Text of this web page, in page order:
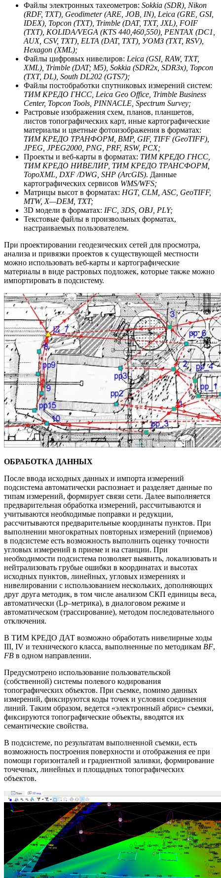
Файлы электронных тахеометров: Sokkia (SDR), Nikon
(RDF, TXT), Geodimeter (ARE, JOB, IN), Leica (GRE, GSI,
IDEX), Topcon (TXT), Trimble (DAT, TXT, JXL), FOIF
(TXT), KOLIDA/VEGA (KTS 440,460,550), PENTAX (DC1,
AUX, CSV, TXT), ELTA (DAT, TXT), УОМЗ (TXT, RSV),
Hexagon (XML);
Файлы цифровых нивелиров: Leica (GSI, RAW, TXT,
XML), Trimble (DAT; M5), Sokkia (SDR2х, SDR3х), Topcon
(TXT, DL), South DL202 (GTS7);
Файлы постобработки спутниковых измерений систем:
ТИМ КРЕДО ГНСС, Leica Geo Office, Trimble Business
Center, Topcon Tools, PINNACLE, Spectrum Survey;
Растровые изображения схем, планов, планшетов,
листов топографических карт, иные картографические
материалы и цветные фотоизображения в форматах:
ТИМ КРЕДО ТРАНФОРМ, BMP, GIF, TIFF (GeoTIFF),
JPEG, JPEG2000, PNG, PRF, RSW, PCX;
Проекты и веб-карты в форматах: ТИМ КРЕДО ГНСС,
ТИМ КРЕДО НИВЕЛИР, ТИМ КРЕДО ТРАНСФОРМ,
TopoXML, DXF /DWG, SHP (ArcGIS). Данные
картографических сервисов WMS/WFS;
Матрицы высот в форматах: HGT, CLM, ASC, GeoTIFF,
MTW, X—DEM, TXT;
3D модели в форматах: IFC, 3DS, OBJ, PLY;
Текстовые файлы в произвольных форматах,
настраиваемых пользователем.
При проектировании геодезических сетей для просмотра,
анализа и привязки проектов к существующей местности
можно использовать веб-карты и картографические
материалы в виде растровых подложек, которые также можно
импортировать в подсистему.
ОБРАБОТКА ДАННЫХ
После ввода исходных данных и импорта измерений
подсистема автоматически распознает и разделяет данные по
типам измерений, формирует связи сети. Далее выполняется
предварительная обработка измерений, рассчитываются и
учитываются необходимые поправки и редукции,
рассчитываются предварительные координаты пунктов. При
выполнении многократных повторных измерений (приемов)
в подсистеме есть возможность выполнить оценку точности
угловых измерений в приеме и на станции. При
необходимости подсистема позволяет выявить, локализовать и
нейтрализовать грубые ошибки в координатах и высотах
исходных пунктов, линейных, угловых измерениях и
нивелировании с использованием нескольких, дополняющих
друг друга методик, в том числе анализом СКП единицы веса,
автоматически (Lp–метрика), в диалоговом режиме и
автоматическом (трассирование), методом последовательного
отключения.
В ТИМ КРЕДО ДАТ возможно обработать нивелирные ходы
III, IV и технического класса, выполненные по методикам BF,
FB в одном направлении.
Предусмотрено использование пользовательской
(собственной) системы полевого кодирования
топографических объектов. При съемке, помимо данных
измерений, фиксируются коды точек и условия соединения
линий. Таким образом, ведется «электронный абрис» съемки,
фиксируются топографические объекты, вводятся их
семантические свойства.
В подсистеме, по результатам выполненной съемки, есть
возможность построения поверхности и отображения ее при
помощи горизонталей и градиентной заливки, формирование
точечных, линейных и площадных топографических
объектов.